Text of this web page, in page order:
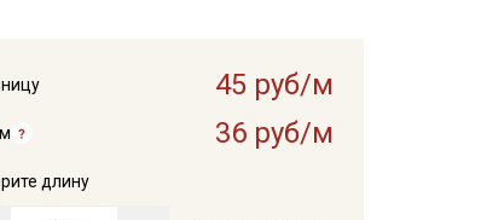
45 руб/м
36 руб/м
длину